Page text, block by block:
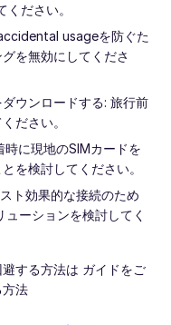
ださい。
usageを防ぐた
を無効にしてくださ
ウンロードする: 旅行前
ださい。
に現地のSIMカードを
を検討してください。
ト効果的な接続のため
ーションを検討してく
する方法は ガイドをご
方法